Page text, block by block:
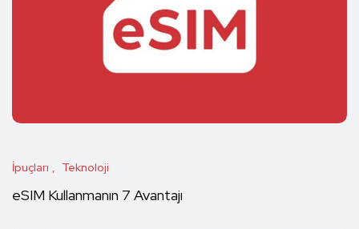
İpuçları Teknoloji
eSIM Kullanmanın 7 Avantajı